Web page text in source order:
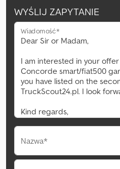
WYŚLIJ ZAPYTANIE
Wiadomość*
Nazwa*